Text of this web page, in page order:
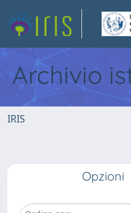
Archivio
IRIS
Opzioni